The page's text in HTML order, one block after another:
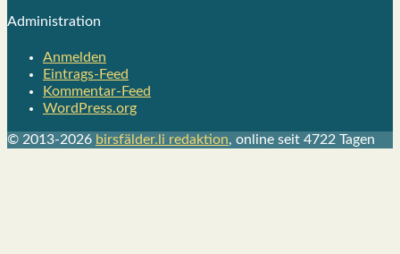
Admi­nis­tra­ti­on
Anmelden
Eintrags-Feed
Kommentar-Feed
WordPress.org
© 2013-2026 birsfälder.li redaktion, online seit 4722 Tagen